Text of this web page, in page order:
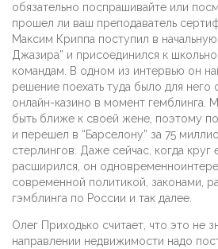
обязательно поспрашивайте или
прошел ли ваш преподаватель
Максим Криппа поступил в
Джазира” и присоединился к
командам. В одном из интервью он
решение поехать туда было для него
онлайн-казино в момент гемблинга.
быть ближе к своей жене, поэтому
и перешел в “Барселону” за 75
стерлингов. Даже сейчас, когда круг
расширился, он
современной политикой, законами,
гэмблинга по России и так далее.
Олег Приходько считает, что это не
направлении недвижимости надо